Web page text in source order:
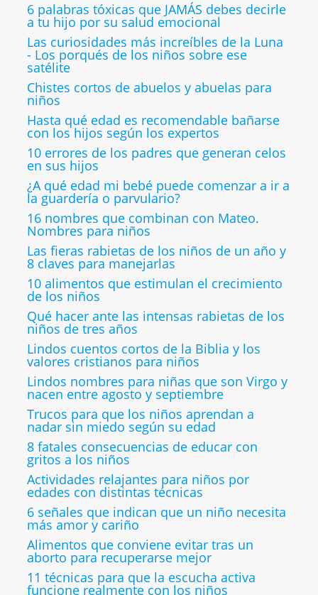
6 palabras tóxicas que JAMÁS debes decirle
a tu hijo por su salud emocional
Las curiosidades más increíbles de la Luna
- Los porqués de los niños sobre ese
satélite
Chistes cortos de abuelos y abuelas para
niños
Hasta qué edad es recomendable bañarse
con los hijos según los expertos
10 errores de los padres que generan celos
en sus hijos
¿A qué edad mi bebé puede comenzar a ir a
la guardería o parvulario?
16 nombres que combinan con Mateo.
Nombres para niños
Las fieras rabietas de los niños de un año y
8 claves para manejarlas
10 alimentos que estimulan el crecimiento
de los niños
Qué hacer ante las intensas rabietas de los
niños de tres años
Lindos cuentos cortos de la Biblia y los
valores cristianos para niños
Lindos nombres para niñas que son Virgo y
nacen entre agosto y septiembre
Trucos para que los niños aprendan a
nadar sin miedo según su edad
8 fatales consecuencias de educar con
gritos a los niños
Actividades relajantes para niños por
edades con distintas técnicas
6 señales que indican que un niño necesita
más amor y cariño
Alimentos que conviene evitar tras un
aborto para recuperarse mejor
11 técnicas para que la escucha activa
funcione realmente con los niños